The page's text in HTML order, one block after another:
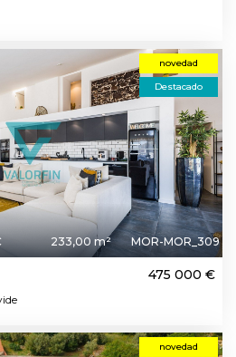
novedad
Destacado
233,00 m² MOR-MOR_309
475 000 €
novedad